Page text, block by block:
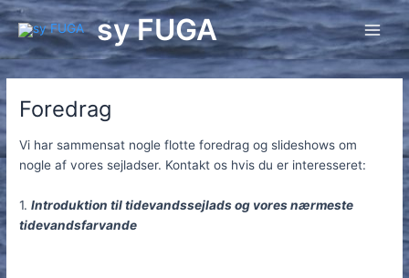
Gå
til
indholdet
sy FUGA
Main
Foredrag
Vi har sammensat nogle flotte foredrag og slideshows om
nogle af vores sejladser. Kontakt os hvis du er interesseret:
1.Introduktion til tidevandssejlads og vores nærmeste
tidevandsfarvande